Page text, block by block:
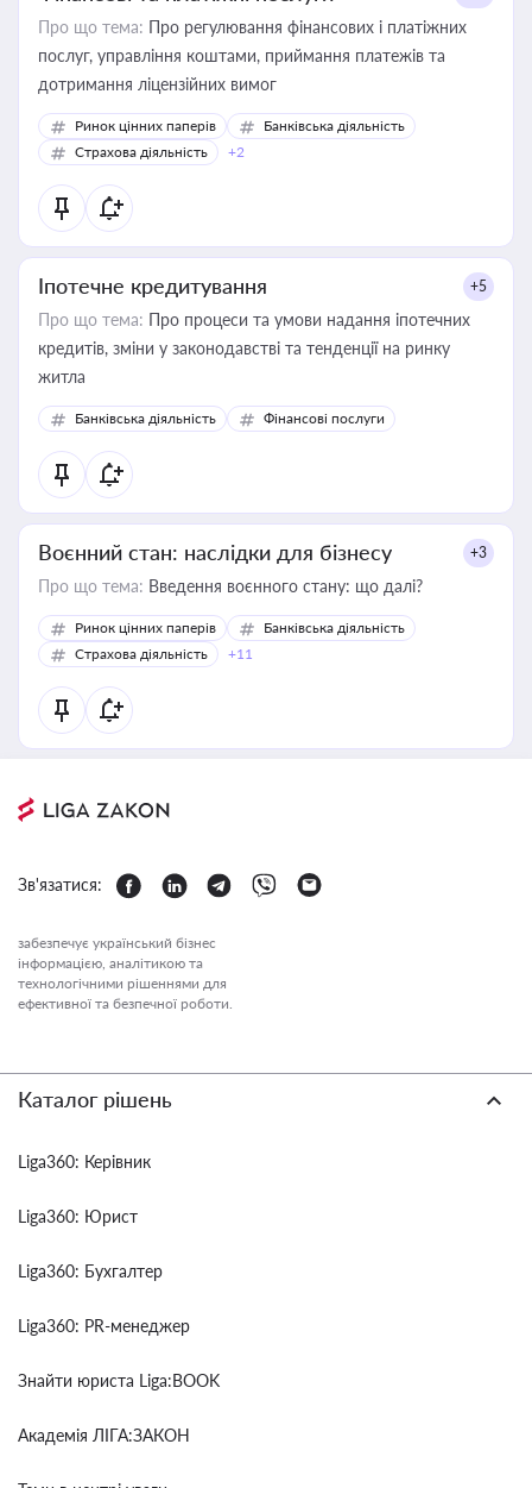
Про що тема: Про регулювання фінансових і платіжних
послуг, управління коштами, приймання платежів та
дотримання ліцензійних вимог
Ринок цінних паперів
Банківська діяльність
Страхова діяльність
+2
Іпотечне кредитування +5
Про що тема: Про процеси та умови надання іпотечних
кредитів, зміни у законодавстві та тенденції на ринку
житла
Банківська діяльність Фінансові послуги
Воєнний стан: наслідки для бізнесу +3
Про що тема: Введення воєнного стану: що далі?
Ринок цінних паперів
Банківська діяльність
Страхова діяльність
+11
Зв'язатися:
забезпечує український бізнес
інформацією, аналітикою та
технологічними рішеннями для
ефективної та безпечної роботи.
Каталог рішень
Liga360: Керівник
Liga360: Юрист
Liga360: Бухгалтер
Liga360: PR-менеджер
Знайти юриста Liga:BOOK
Академія ЛІГА:ЗАКОН